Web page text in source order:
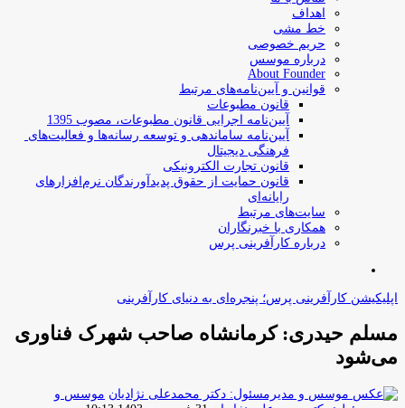
اهداف
خط مشی
حریم خصوصی
درباره موسس
About Founder
قوانین و آیین‌نامه‌های مرتبط
‌قانون مطبوعات
آیین‌نامه اجرایی قانون مطبوعات، مصوب 1395
آیین‌نامه سامان­دهی و توسعه رسانه­‌ها و فعالیت‌­های
فرهنگی دیجیتال
قانون تجارت الکترونیکی
قانون حمایت از حقوق پدیدآورندگان نرم‌افزارهای
رایانه‌ای
سایت‌های مرتبط
همکاری با خبرنگاران
درباره کارآفرینی پرس
اپلیکیشن کارآفرینی پرس؛ پنجره‌ای به دنیای کارآفرینی
مسلم حیدری: کرمانشاه صاحب شهرک فناوری
می‌شود
موسس و